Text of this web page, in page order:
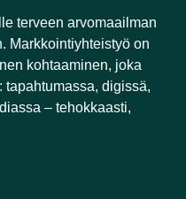
terveen arvomaailman
Markkointiyhteistyö on
kohtaaminen, joka
tapahtumassa, digissä,
– tehokkaasti,